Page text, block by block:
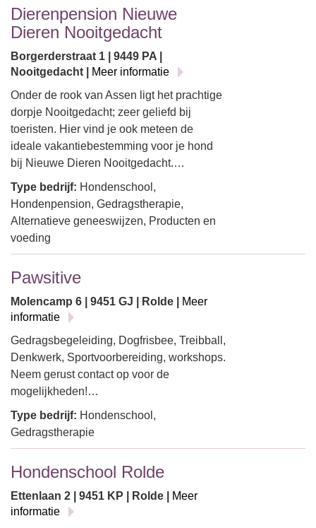
Dierenpension Nieuwe
Dieren Nooitgedacht
Borgerderstraat 1 | 9449 PA |
Nooitgedacht |
Meer informatie
Onder de rook van Assen ligt het prachtige
dorpje Nooitgedacht; zeer geliefd bij
toeristen. Hier vind je ook meteen de
ideale vakantiebestemming voor je hond
bij Nieuwe Dieren Nooitgedacht.…
Type bedrijf: Hondenschool,
Hondenpension, Gedragstherapie,
Alternatieve geneeswijzen, Producten en
voeding
Pawsitive
Molencamp 6 | 9451 GJ | Rolde |
Meer
informatie
Gedragsbegeleiding, Dogfrisbee, Treibball,
Denkwerk, Sportvoorbereiding, workshops.
Neem gerust contact op voor de
mogelijkheden!…
Type bedrijf: Hondenschool,
Gedragstherapie
Hondenschool Rolde
Ettenlaan 2 | 9451 KP | Rolde |
Meer
informatie